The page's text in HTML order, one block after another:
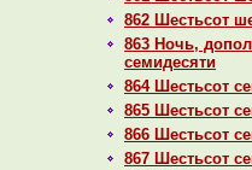
862 Шестьсот
863 Ночь,
семидесяти
864 Шестьсот
865 Шестьсот
866 Шестьсот
867 Шестьсот